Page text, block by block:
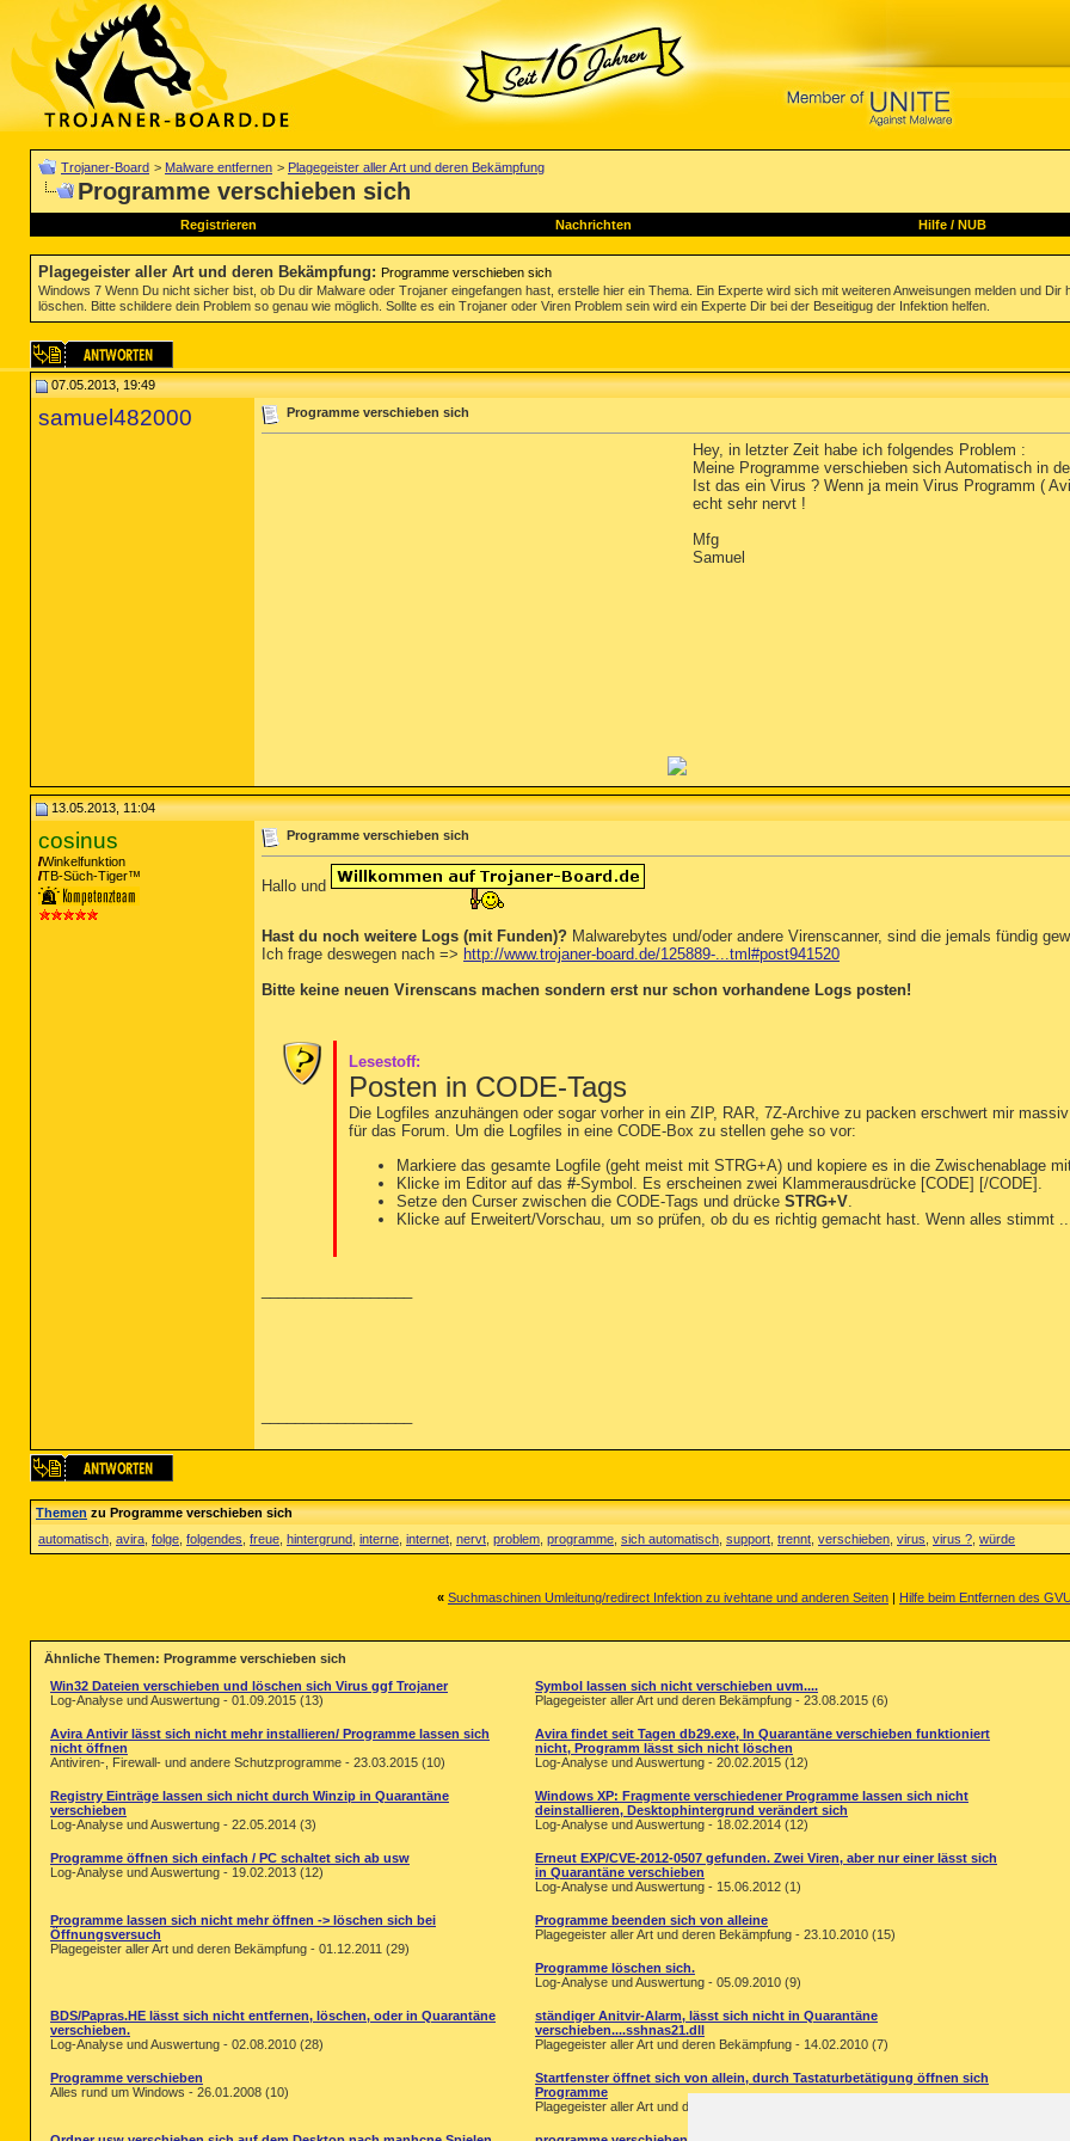
Trojaner-Board > Malware entfernen > Plagegeister aller Art und deren Bekämpfung
Programme verschieben sich
Registrieren Nachrichten Hilfe/ NUB
Plagegeister aller Art und deren Bekämpfung: Programme verschieben sich
Windows 7 Wenn Du nicht sicher bist, ob Du dir Malware oder Trojaner eingefangen hast, erstelle hier ein Thema. Ein Experte wird sich mit weiteren Anweisungen melden und
löschen. Bitte schildere dein Problem so genau wie möglich. Sollte es ein Trojaner oder Viren Problem sein wird ein Experte Dir bei der Beseitigug der Infektion helfen.
07.05.2013, 19:49
samuel482000 Programme verschieben sich
Hey, in letzter Zeit habe ich folgendes Problem :
Meine Programme verschieben sich Automatisch in
Ist das ein Virus ? Wenn ja mein Virus Programm (
echt sehr nervt !
Mfg
Samuel
13.05.2013, 11:04
cosinus
Winkelfunktion
TB-Süch-Tiger™
Programme verschieben sich
Hallo und
Hast du noch weitere Logs (mit Funden)? Malwarebytes und/oder andere Virenscanner, sind die jemals fündig
Ich frage deswegen nach => http://www.trojaner-board.de/125889-...tml#post941520
Bitte keine neuen Virenscans machen sondern erst nur schon vorhandene Logs posten!
Lesestoff:
Posten in CODE-Tags
Die Logfiles anzuhängen oder sogar vorher in ein ZIP, RAR, 7Z-Archive zu packen erschwert mir
für das Forum. Um die Logfiles in eine CODE-Box zu stellen gehe so vor:
Markiere das gesamte Logfile (geht meist mit STRG+A) und kopiere es in die Zwischenablage
Klicke im Editor auf das #-Symbol. Es erscheinen zwei Klammerausdrücke [CODE] [/CODE].
Setze den Curser zwischen die CODE-Tags und drücke STRG+V
Klicke auf Erweitert/Vorschau, um so prüfen, ob du es richtig gemacht hast. Wenn alles stimmt
Themenzu Programme verschieben sich
automatisch avira folge folgendes freue hintergrund interne internet nervt problem programme sich automatisch support trennt verschieben virus virus ? würde
« Suchmaschinen Umleitung/redirect Infektion zu ivehtane und anderen Seiten | Hilfe beim Entfernen des
Ähnliche Themen: Programme verschieben sich
Win32 Dateien verschieben und löschen sich Virus ggf Trojaner
Log-Analyse und Auswertung - 01.09.2015 (13)
Symbol lassen sich nicht verschieben uvm....
Plagegeister aller Art und deren Bekämpfung - 23.08.2015 (6)
Avira Antivir lässt sich nicht mehr installieren/ Programme lassen sich
nicht öffnen
Antiviren-, Firewall- und andere Schutzprogramme - 23.03.2015 (10)
Avira findet seit Tagen db29.exe, In Quarantäne verschieben funktioniert
nicht, Programm lässt sich nicht löschen
Log-Analyse und Auswertung - 20.02.2015 (12)
Registry Einträge lassen sich nicht durch Winzip in Quarantäne
verschieben
Log-Analyse und Auswertung - 22.05.2014 (3)
Windows XP: Fragmente verschiedener Programme lassen sich nicht
deinstallieren, Desktophintergrund verändert sich
Log-Analyse und Auswertung - 18.02.2014 (12)
Programme öffnen sich einfach / PC schaltet sich ab usw
Log-Analyse und Auswertung - 19.02.2013 (12)
Erneut EXP/CVE-2012-0507 gefunden. Zwei Viren, aber nur einer lässt sich
in Quarantäne verschieben
Log-Analyse und Auswertung - 15.06.2012 (1)
Programme lassen sich nicht mehr öffnen -> löschen sich bei
Öffnungsversuch
Plagegeister aller Art und deren Bekämpfung - 01.12.2011 (29)
Programme beenden sich von alleine
Plagegeister aller Art und deren Bekämpfung - 23.10.2010 (15)
Programme löschen sich.
Log-Analyse und Auswertung - 05.09.2010 (9)
BDS/Papras.HE lässt sich nicht entfernen, löschen, oder in Quarantäne
verschieben.
Log-Analyse und Auswertung - 02.08.2010 (28)
ständiger Anitvir-Alarm, lässt sich nicht in Quarantäne
verschieben....sshnas21.dll
Plagegeister aller Art und deren Bekämpfung - 14.02.2010 (7)
Programme verschieben
Alles rund um Windows - 26.01.2008 (10)
Startfenster öffnet sich von allein, durch Tastaturbetätigung öffnen sich
Programme
Plagegeister aller Art und deren Bekämpfung - 04.10.2005 (5)